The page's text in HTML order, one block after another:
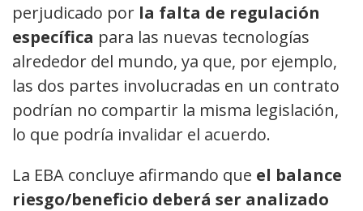
perjudicado por la falta de regulación
específica para las nuevas tecnologías
alrededor del mundo, ya que, por ejemplo,
las dos partes involucradas en un contrato
podrían no compartir la misma legislación,
lo que podría invalidar el acuerdo.
La EBA concluye afirmando que el balance
riesgo/beneficio deberá ser analizado